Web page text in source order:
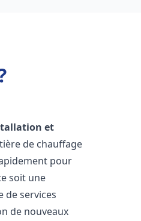
et
de chauffage
pour
soit une
de services
de nouveaux